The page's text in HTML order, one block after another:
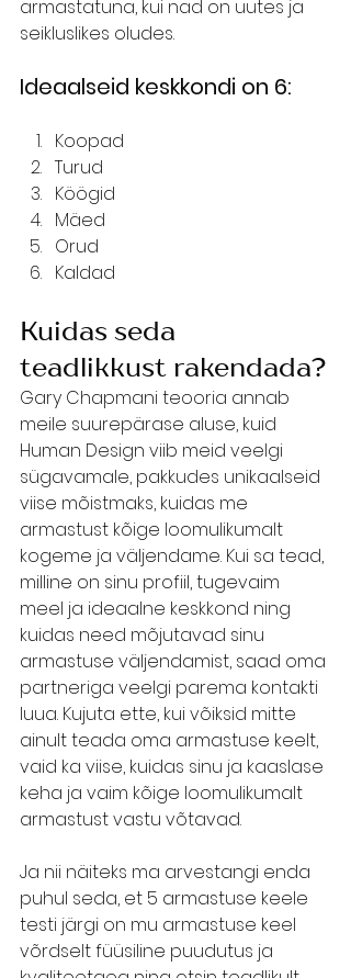
armastatuna, kui nad on uutes ja
seikluslikes oludes.
Ideaalseid keskkondi on 6:
Koopad
Turud
Köögid
Mäed
Orud
Kaldad
Kuidas seda
teadlikkust rakendada?
Gary Chapmani teooria annab
meile suurepärase aluse, kuid
Human Design viib meid veelgi
sügavamale, pakkudes unikaalseid
viise mõistmaks, kuidas me
armastust kõige loomulikumalt
kogeme ja väljendame. Kui sa tead,
milline on sinu profiil, tugevaim
meel ja ideaalne keskkond ning
kuidas need mõjutavad sinu
armastuse väljendamist, saad oma
partneriga veelgi parema kontakti
luua. Kujuta ette, kui võiksid mitte
ainult teada oma armastuse keelt,
vaid ka viise, kuidas sinu ja kaaslase
keha ja vaim kõige loomulikumalt
armastust vastu võtavad.
Ja nii näiteks ma arvestangi enda
puhul seda, et 5 armastuse keele
testi järgi on mu armastuse keel
võrdselt füüsiline puudutus ja